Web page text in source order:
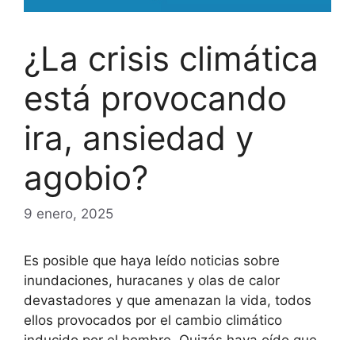
¿La crisis climática
está provocando
ira, ansiedad y
agobio?
9 enero, 2025
Es posible que haya leído noticias sobre
inundaciones, huracanes y olas de calor
devastadores y que amenazan la vida, todos
ellos provocados por el cambio climático